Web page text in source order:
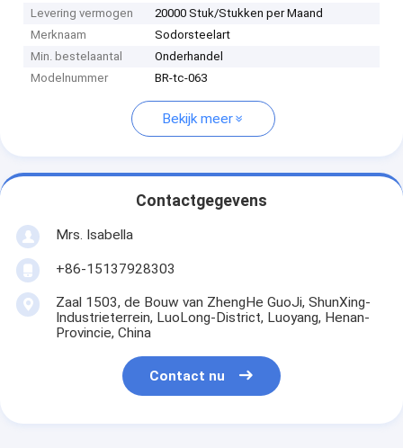
Levering vermogen
20000 Stuk/Stukken per Maand
Merknaam
Sodorsteelart
Min. bestelaantal
Onderhandel
Modelnummer
BR-tc-063
Bekijk meer
Contactgegevens
Mrs. Isabella
+86-15137928303
Zaal 1503, de Bouw van ZhengHe GuoJi, ShunXing-
Industrieterrein, LuoLong-District, Luoyang, Henan-
Provincie, China
Contact nu